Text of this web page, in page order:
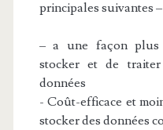
principales suivantes –
– a une façon plus
stocker et de
données
- Coût-efficace et
stocker des données